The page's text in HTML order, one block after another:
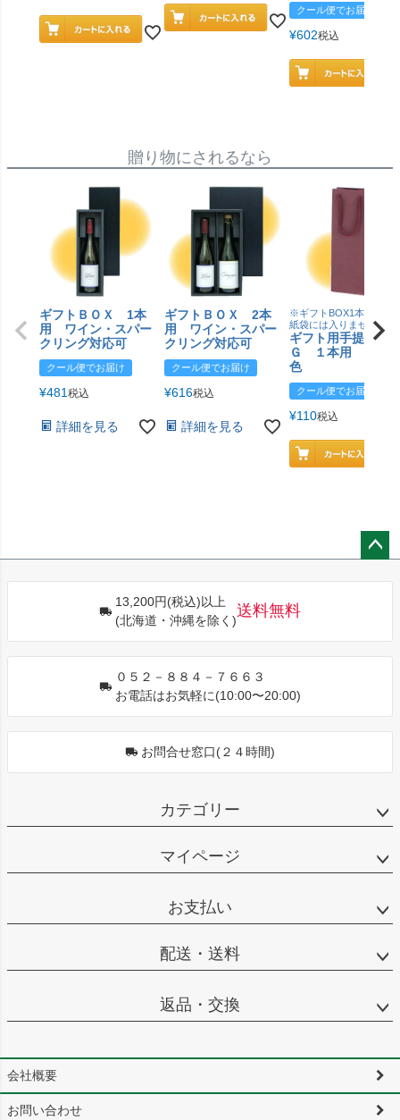
クール便でお届け
¥602税込
贈り物にされるなら
ギフトＢＯＸ 1本
用 ワイン・スパー
クリング対応可
クール便でお届け
¥481 税込
詳細を見る
ギフトＢＯＸ 2本
用 ワイン・スパー
クリング対応可
クール便でお届け
¥616税込
詳細を見る
※ギフトBOX1本用はこ
紙袋には入りません
ギフト用手提げＢ
Ｇ １本用 エン
色
クール便でお届け
¥110税込
13,200円(税込)以上
(北海道・沖縄を除く)
送料無料
０５２－８８４－７６６３
お電話はお気軽に(10:00〜20:00)
お問合せ窓口(２４時間)
カテゴリー
マイページ
お支払い
配送・送料
返品・交換
会社概要
お問い合わせ